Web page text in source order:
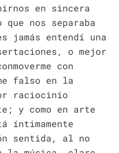
en sincera
nos separaba
jamás entendí una
o mejor
con
falso en la
raciocinio
y como en arte
íntimamente
sentida, al no